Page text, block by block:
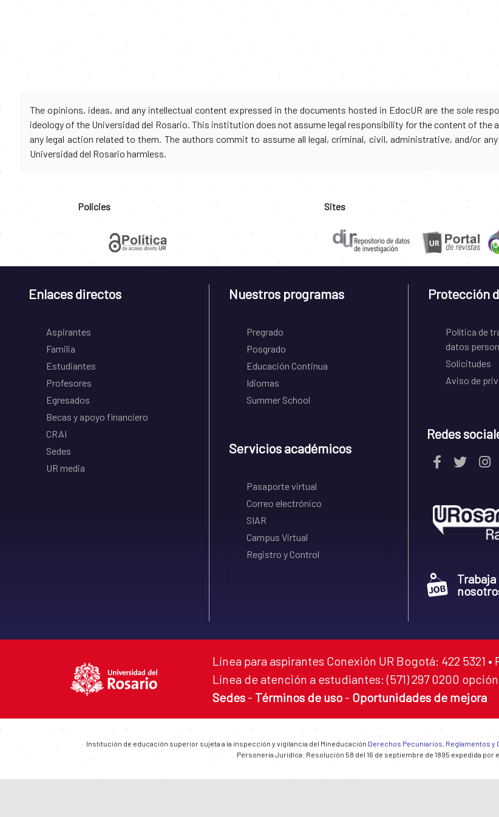
The opinions, ideas, and any intellectual content expressed in the documents hosted in EdocUR are the sole
ideology of the Universidad del Rosario. This institution does not assume legal responsibility for the content of the
any legal action related to them. The authors commit to assume all legal, criminal, civil, administrative, and/or
Universidad del Rosario harmless.
Policies Sites
Enlaces directos
Aspirantes
Familia
Estudiantes
Profesores
Egresados
Becas y apoyo financiero
CRAI
Sedes
UR media
Nuestros programas
Pregrado
Posgrado
Educación Continua
Idiomas
Summer School
Servicios académicos
Pasaporte virtual
Correo electrónico
SIAR
Campus Virtual
Registro y Control
Protección
Política de
datos
Solicitudes
Aviso de
Redes
Línea para aspirantes Conexión UR Bogotá: 422 5321 •
Línea de atención a estudiantes: (571) 297 0200
Sedes - Términos de uso - Oportunidades de mejora
Institución de educación superior sujeta a la inspección y vigilancia del Mineducación Derechos Pecuniarios, Reglamentos y
Personería Jurídica: Resolución 58 del 16 de septiembre de 1895 expedida por